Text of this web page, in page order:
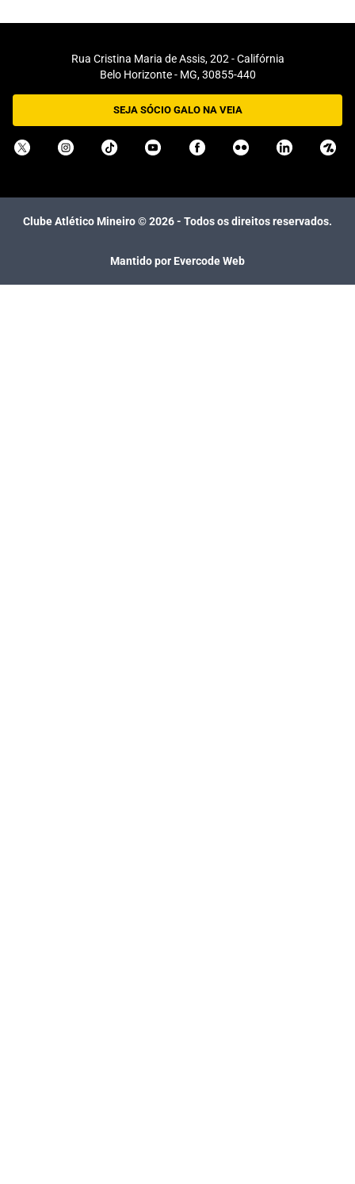
Rua Cristina Maria de Assis, 202 - Califórnia
Belo Horizonte - MG, 30855-440
SEJA SÓCIO GALO NA VEIA
Clube Atlético Mineiro ©2026- Todos os direitos reservados.
Mantido por Evercode Web